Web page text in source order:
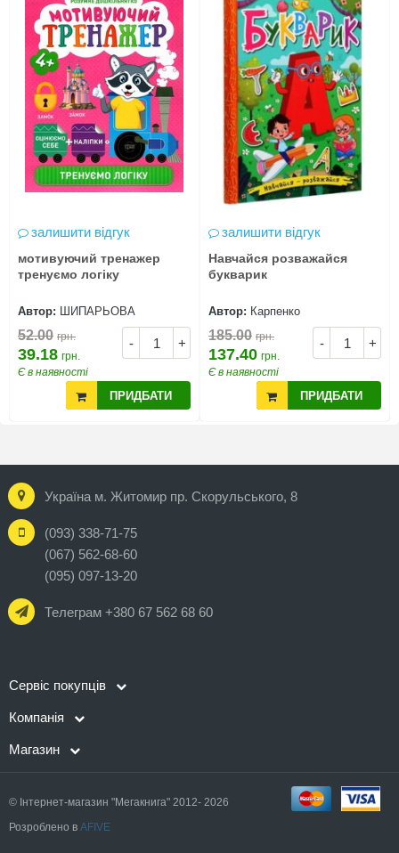
залишити відгук
мотивуючий тренажер
тренуємо логіку
Автор: ШИПАРЬОВА
- +
52.00 грн.
39.18 грн.
Є в наявності
ПРИДБАТИ
залишити відгук
Навчайся розважайся
букварик
Автор: Карпенко
- +
185.00 грн.
137.40 грн.
Є в наявності
ПРИДБАТИ
Україна м. Житомир пр. Скорульського, 8
(093) 338-71-75
(067) 562-68-60
(095) 097-13-20
Телеграм +380 67 562 68 60
Сервіс покупців
Компанія
Магазин
© Інтернет-магазин "Мегакнига" 2012- 2026
Розроблено в AFIVE